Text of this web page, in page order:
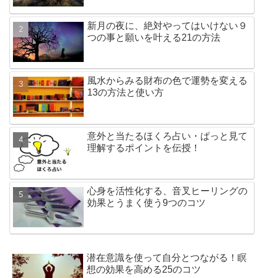
新月の夜に、絶対やってはいけない９
つの事と願いを叶える21の方法
風水からみる財布の色で運勢を変える
13の方法と使い方
意外と当たるほくろ占い・ぱっと見て
理解するポイントを伝授！
心身を活性化する、音叉ヒーリングの
効果とうまく使う9つのコツ
潜在意識を使って自分とつながる！瞑
想の効果を高める25のコツ